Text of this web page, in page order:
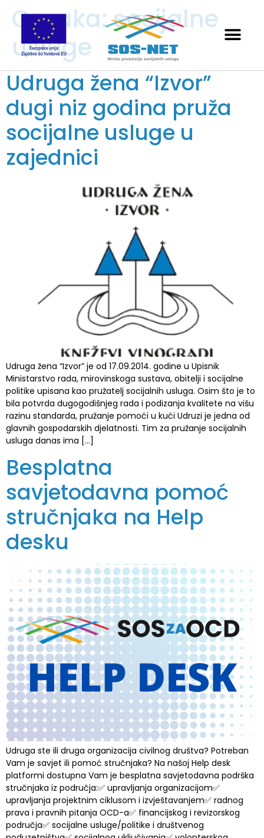
Oznaka:socijalne
usluge
Udruga žena “Izvor”
dugi niz godina pruža
socijalne usluge u
zajednici
Udruga žena “Izvor” je od 17.09.2014. godine u Upisnik
Ministarstvo rada, mirovinskoga sustava, obitelji i socijalne
politike upisana kao pružatelj socijalnih usluga. Osim što je to
bila potvrda dugogodišnjeg rada i podizanja kvalitete na višu
razinu standarda, pružanje pomoći u kući Udruzi je jedna od
glavnih gospodarskih djelatnosti. Tim za pružanje socijalnih
usluga danas ima […]
Besplatna
savjetodavna pomoć
stručnjaka na Help
desku
Udruga ste ili druga organizacija civilnog društva? Potreban
Vam je savjet ili pomoć stručnjaka? Na našoj Help desk
platformi dostupna Vam je besplatna savjetodavna podrška
stručnjaka iz područja:✅ upravljanja organizacijom✅
upravljanja projektnim ciklusom i izvještavanjem✅ radnog
prava i pravnih pitanja OCD-a✅ financijskog i revizorskog
područja✅ socijalne usluge/politike i društvenog